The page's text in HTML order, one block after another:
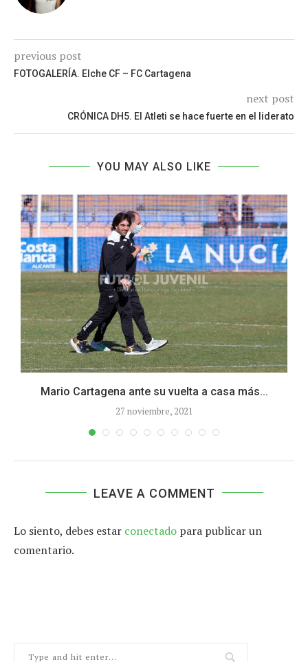
previous post
FOTOGALERÍA. Elche CF – FC Cartagena
next post
CRÓNICA DH5. El Atleti se hace fuerte en el liderato
YOU MAY ALSO LIKE
Mario Cartagena ante su vuelta a casa más...
27 noviembre, 2021
LEAVE A COMMENT
Lo siento, debes estar conectado para publicar un
comentario.